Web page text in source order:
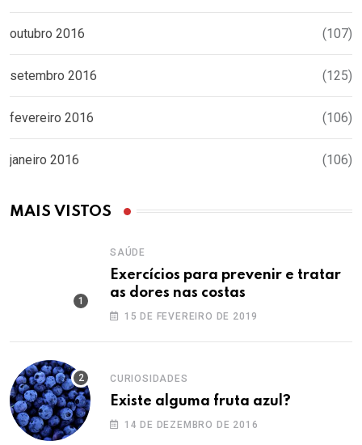
outubro 2016 (107)
setembro 2016 (125)
fevereiro 2016 (106)
janeiro 2016 (106)
MAIS VISTOS
SAÚDE
Exercícios para prevenir e tratar
as dores nas costas
15 DE FEVEREIRO DE 2019
CURIOSIDADES
Existe alguma fruta azul?
14 DE DEZEMBRO DE 2016